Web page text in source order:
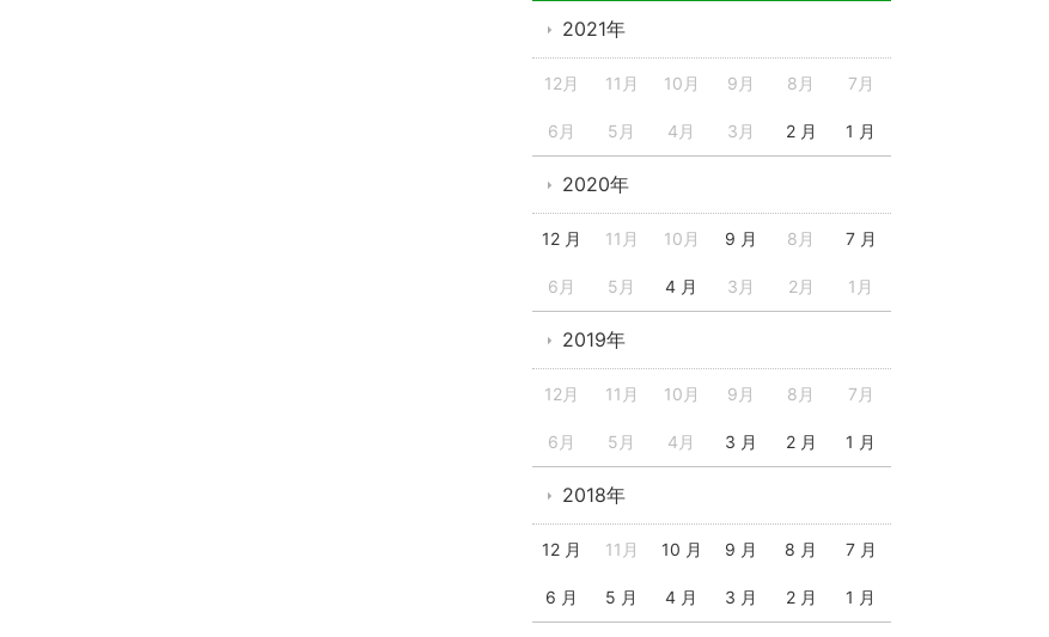
2021年
12月 11月 10月 9月 8月 7月
6月 5月 4月 3月 2 月 1 月
2020年
12 月 11月 10月 9 月 8月 7 月
6月 5月 4 月 3月 2月 1月
2019年
12月 11月 10月 9月 8月 7月
6月 5月 4月 3 月 2 月 1 月
2018年
12 月 11月 10 月 9 月 8 月 7 月
6 月 5 月 4 月 3 月 2 月 1 月